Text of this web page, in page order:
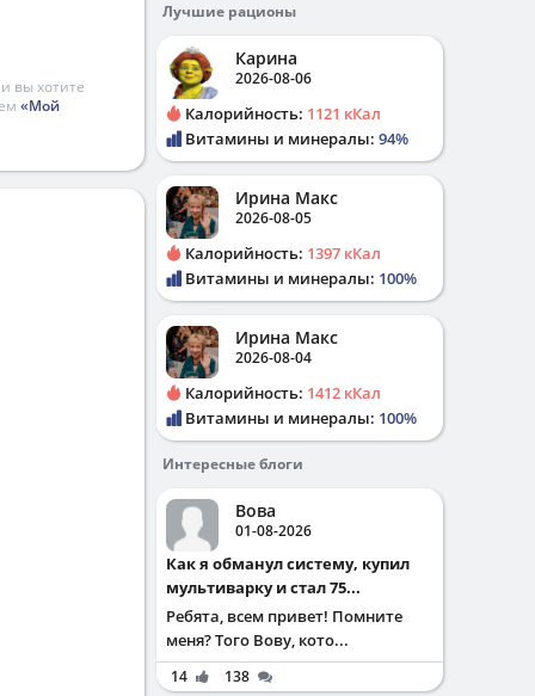
вы хотите
«Мой
Лучшие рационы
Карина
2026-08-06
Калорийность: 1121 кКал
Витамины и минералы: 94%
Ирина Макс
2026-08-05
Калорийность: 1397 кКал
Витамины и минералы: 100%
Ирина Макс
2026-08-04
Калорийность: 1412 кКал
Витамины и минералы: 100%
Интересные блоги
Вова
01-08-2026
Как я обманул систему, купил
мультиварку и стал 75...
Ребята, всем привет! Помните
меня? Того Вову, кото...
14 138